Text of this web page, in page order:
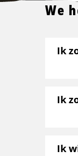
We
Ik
Ik
Ik